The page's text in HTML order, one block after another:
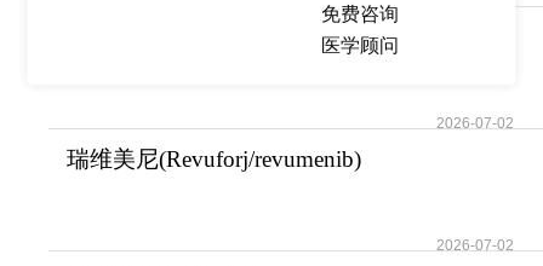
2026-07-02
瑞维美尼(Revuforj/revumenib)
2026-07-02
免费咨询
医学顾问